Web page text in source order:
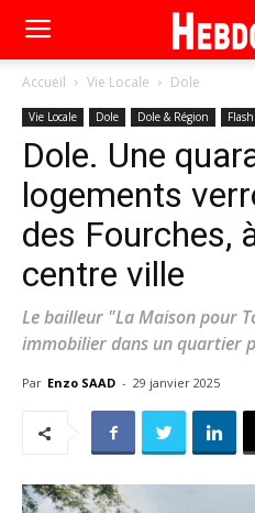
Accueil Vie Locale Dole
Vie Locale Dole Dole & Région Flash
Dole. Une
logements
des Fourches,
centre ville
Le bailleur "La Maison pour
immobilier dans un quartier
Par Enzo SAAD - 29 janvier 2025